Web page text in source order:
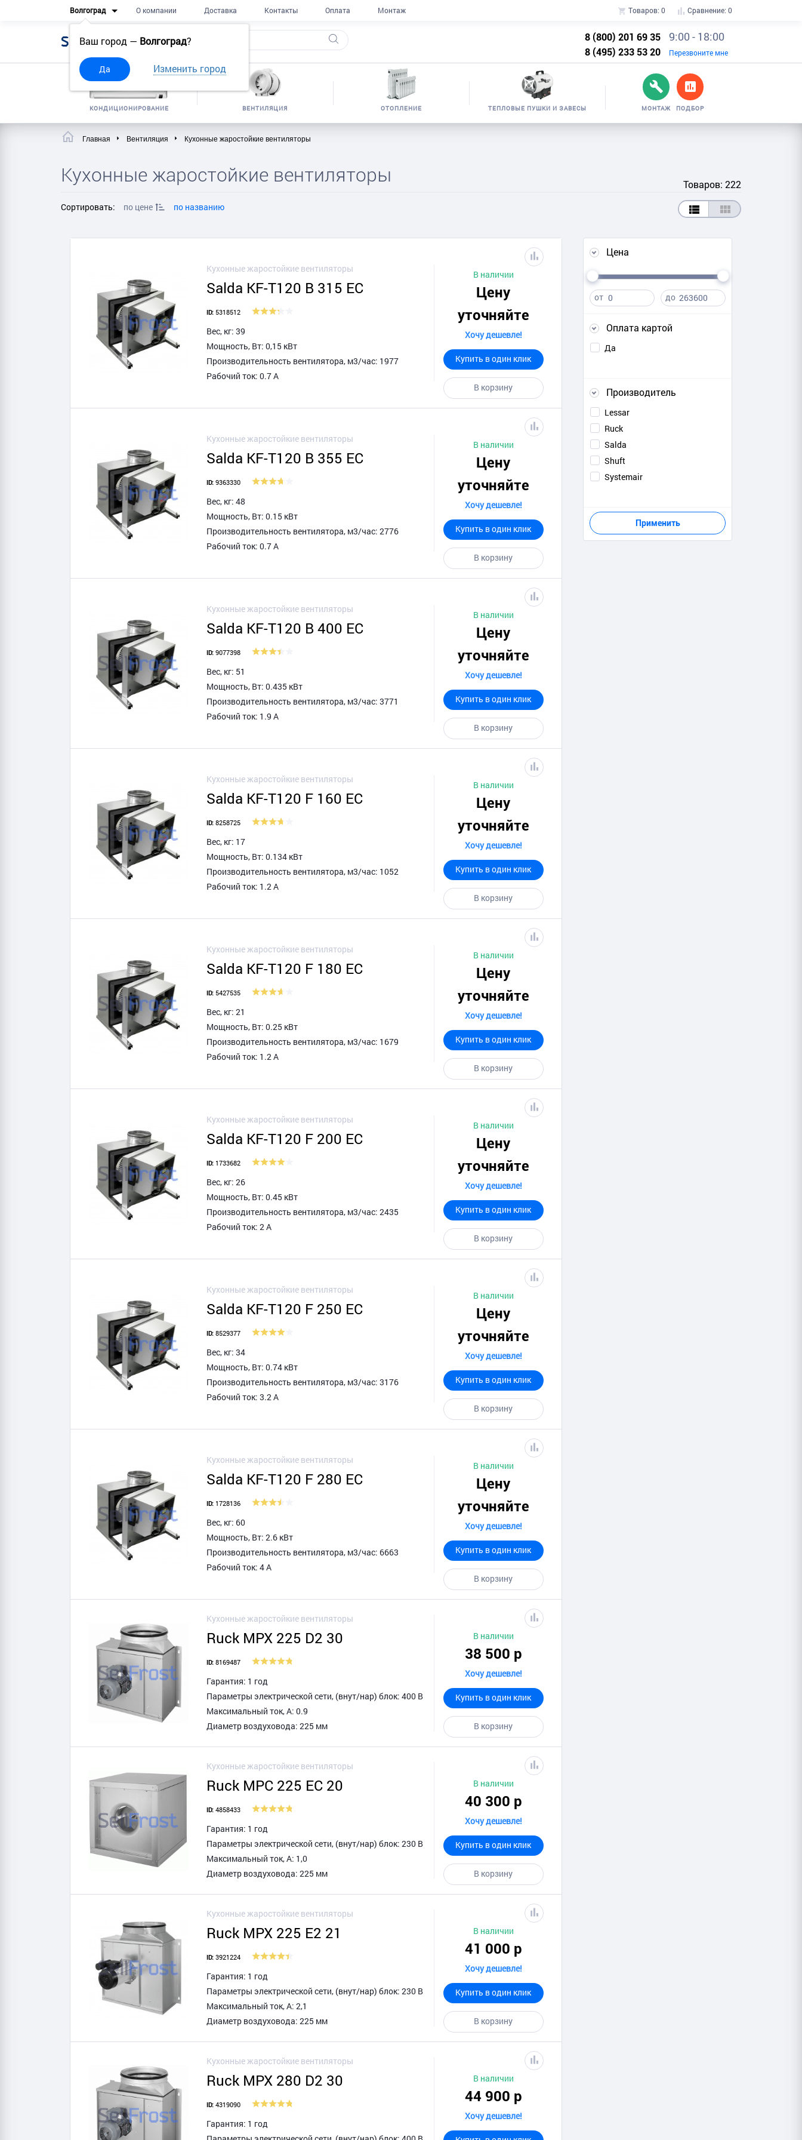
Волгоград
Ваш город — Волгоград?
Да Изменить город
О компании Доставка Контакты Оплата Монтаж Товаров: 0 Сравнение: 0
SellFrost
8 (800) 201 69 35
8 (495) 233 53 20
9:00 - 18:00
Перезвоните мне
КОНДИЦИОНИРОВАНИЕ ВЕНТИЛЯЦИЯ ОТОПЛЕНИЕ ТЕПЛОВЫЕ ПУШКИ И ЗАВЕСЫ МОНТАЖ ПОДБОР
Главная Вентиляция Кухонные жаростойкие вентиляторы
Кухонные жаростойкие вентиляторы Товаров: 222
Сортировать: по цене по названию
Кухонные жаростойкие вентиляторы
Salda KF-T120 B 315 EC
ID: 5318512
Вес, кг: 39
Мощность, Вт: 0,15 кВт
Производительность вентилятора, м3/час: 1977
Рабочий ток: 0.7 А
В наличии
Цену
уточняйте
Хочу дешевле!
Купить в один клик
В корзину
Кухонные жаростойкие вентиляторы
Salda KF-T120 B 355 EC
ID:9363330
Вес, кг: 48
Мощность, Вт: 0.15 кВт
Производительность вентилятора, м3/час: 2776
Рабочий ток: 0.7 А
В наличии
Цену
уточняйте
Хочу дешевле!
Купить в один клик
В корзину
Кухонные жаростойкие вентиляторы
Salda KF-T120 B 400 EC
ID:9077398
Вес, кг: 51
Мощность, Вт: 0.435 кВт
Производительность вентилятора, м3/час: 3771
Рабочий ток: 1.9 А
В наличии
Цену
уточняйте
Хочу дешевле!
Купить в один клик
В корзину
Кухонные жаростойкие вентиляторы
Salda KF-T120 F 160 EC
ID:8258725
Вес, кг: 17
Мощность, Вт: 0.134 кВт
Производительность вентилятора, м3/час: 1052
Рабочий ток: 1.2 А
В наличии
Цену
уточняйте
Хочу дешевле!
Купить в один клик
В корзину
Кухонные жаростойкие вентиляторы
Salda KF-T120 F 180 EC
ID: 5427535
Вес, кг: 21
Мощность, Вт: 0.25 кВт
Производительность вентилятора, м3/час: 1679
Рабочий ток: 1.2 А
В наличии
Цену
уточняйте
Хочу дешевле!
Купить в один клик
В корзину
Кухонные жаростойкие вентиляторы
Salda KF-T120 F 200 EC
ID: 1733682
Вес, кг: 26
Мощность, Вт: 0.45 кВт
Производительность вентилятора, м3/час: 2435
Рабочий ток: 2 А
В наличии
Цену
уточняйте
Хочу дешевле!
Купить в один клик
В корзину
Кухонные жаростойкие вентиляторы
Salda KF-T120 F 250 EC
ID:8529377
Вес, кг: 34
Мощность, Вт: 0.74 кВт
Производительность вентилятора, м3/час: 3176
Рабочий ток: 3.2 А
В наличии
Цену
уточняйте
Хочу дешевле!
Купить в один клик
В корзину
Кухонные жаростойкие вентиляторы
Salda KF-T120 F 280 EC
ID: 1728136
Вес, кг: 60
Мощность, Вт: 2.6 кВт
Производительность вентилятора, м3/час: 6663
Рабочий ток: 4 А
В наличии
Цену
уточняйте
Хочу дешевле!
Купить в один клик
В корзину
Кухонные жаростойкие вентиляторы
Ruck MPX 225 D2 30
ID:8169487
Гарантия: 1 год
Параметры электрической сети, (внут/нар) блок: 400 В
Максимальный ток, А: 0.9
Диаметр воздуховода: 225 мм
В наличии
38 500 р
Хочу дешевле!
Купить в один клик
В корзину
Кухонные жаростойкие вентиляторы
Ruck MPC 225 EC 20
ID:4858433
Гарантия: 1 год
Параметры электрической сети, (внут/нар) блок: 230 В
Максимальный ток, А: 1,0
Диаметр воздуховода: 225 мм
В наличии
40 300 р
Хочу дешевле!
Купить в один клик
В корзину
Кухонные жаростойкие вентиляторы
Ruck MPX 225 E2 21
ID:3921224
Гарантия: 1 год
Параметры электрической сети, (внут/нар) блок: 230 В
Максимальный ток, А: 2,1
Диаметр воздуховода: 225 мм
В наличии
41 000 р
Хочу дешевле!
Купить в один клик
В корзину
Кухонные жаростойкие вентиляторы
Ruck MPX 280 D2 30
ID:4319090
Гарантия: 1 год
В наличии
44 900 р
Хочу дешевле!
Цена
от до
Оплата картой
Да
Производитель
Lessar
Ruck
Salda
Shuft
Systemair
Применить